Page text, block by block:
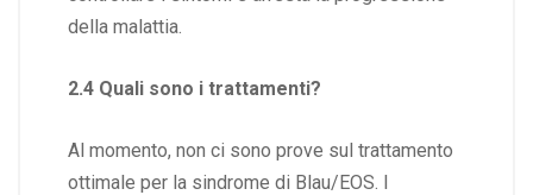
della malattia.
2.4 Quali sono i trattamenti?
Al momento, non ci sono prove sul trattamento
ottimale per la sindrome di Blau/EOS. I